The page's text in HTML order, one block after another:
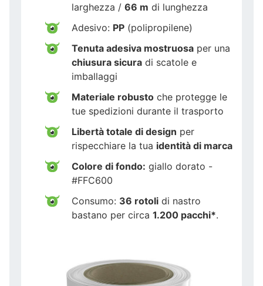
larghezza / 66 m di lunghezza
Adesivo: PP (polipropilene)
Tenuta adesiva mostruosa per una
chiusura sicura di scatole e
imballaggi
Materiale robusto che protegge le
tue spedizioni durante il trasporto
Libertà totale di design per
rispecchiare la tua identità di marca
Colore di fondo: giallo dorato -
#FFC600
Consumo: 36 rotoli di nastro
bastano per circa 1.200 pacchi*.